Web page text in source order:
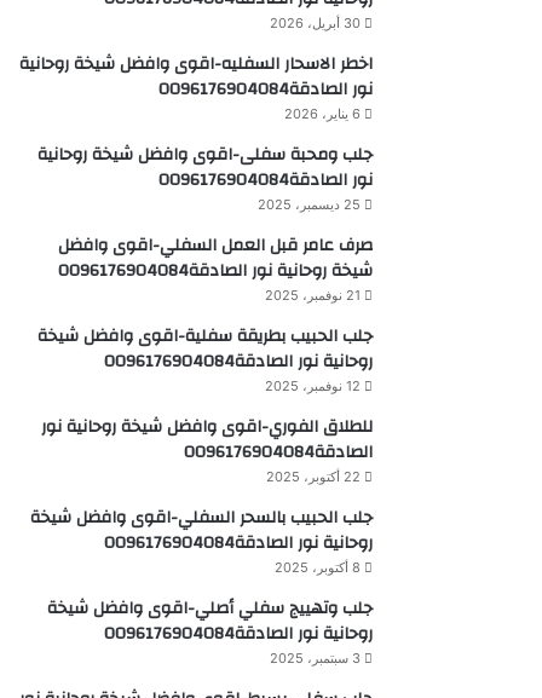
30 أبريل، 2026
اخطر الاسحار السفليه-اقوى وافضل شيخة روحانية
نور الصادقة0096176904084
6 يناير، 2026
جلب ومحبة سفلى-اقوى وافضل شيخة روحانية
نور الصادقة0096176904084
25 ديسمبر، 2025
صرف عامر قبل العمل السفلي-اقوى وافضل
شيخة روحانية نور الصادقة0096176904084
21 نوفمبر، 2025
جلب الحبيب بطريقة سفلية-اقوى وافضل شيخة
روحانية نور الصادقة0096176904084
12 نوفمبر، 2025
للطلاق الفوري-اقوى وافضل شيخة روحانية نور
الصادقة0096176904084
22 أكتوبر، 2025
جلب الحبيب بالسحر السفلي-اقوى وافضل شيخة
روحانية نور الصادقة0096176904084
8 أكتوبر، 2025
جلب وتهييج سفلي أصلي-اقوى وافضل شيخة
روحانية نور الصادقة0096176904084
3 سبتمبر، 2025